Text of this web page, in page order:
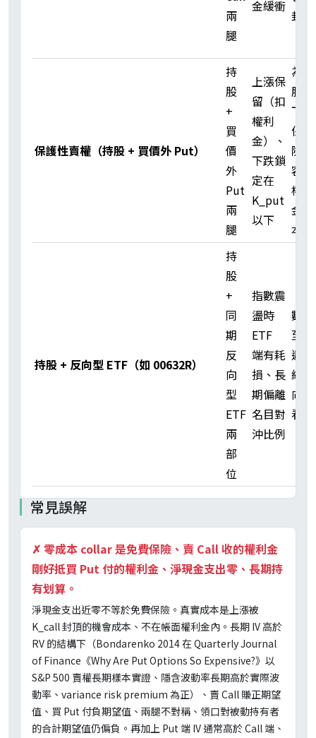
兩
腿
金緩衝
封頂
保護性賣權（持股 + 買價外 Put）
持
股
+
買
價
外
Put
兩
腿
上漲保
留（扣
權利
金）、
下跌鎖
定在
K_put
以下
為持
股買
下跌
保
險、
容忍
權利
金成
本
持股 + 反向型 ETF（如 00632R）
持
股
+
同
期
反
向
型
ETF
兩
部
位
指數震
盪時
ETF
端有耗
損、長
期偏離
名目對
沖比例
數日
至數
週短
線方
向性
看空
常見誤解
✗ 零成本 collar 是免費保險、賣 Call 收的權利金
剛好抵買 Put 付的權利金、淨現金支出零、長期持
有划算。
淨現金支出近零不等於免費保險。真實成本是上漲被
K_call 封頂的機會成本、不在帳面權利金內。長期 IV 高於
RV 的結構下（Bondarenko 2014 在 Quarterly Journal
of Finance《Why Are Put Options So Expensive?》以
S&P 500 賣權長期樣本實證、隱含波動率長期高於實際波
動率、variance risk premium 為正）、賣 Call 賺正期望
值、買 Put 付負期望值、兩腿不對稱、領口對被動持有者
的合計期望值仍偏負。再加上 Put 端 IV 通常高於 Call 端、